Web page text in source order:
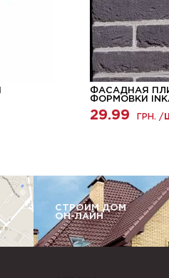
ФАСАДНАЯ
ФОРМОВКИ
29.99 ГРН. /
СТРОИМ ДОМ
ОН-ЛАЙН